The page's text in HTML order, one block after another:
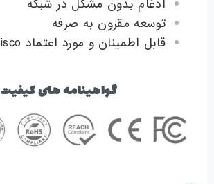
ادغام بدون مشکل در شبکه
توسعه مقرون به صرفه
قابل اطمینان و مورد اعتماد Cisco
گواهینامه های کیفیت